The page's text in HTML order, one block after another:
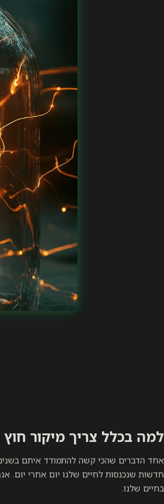
למה בכלל צריך מיקור
אחד הדברים שהכי קשה להתמודד איתם בשנים
חדשות שנכנסות לחיים שלנו יום אחרי יום.
בחיים שלנו.